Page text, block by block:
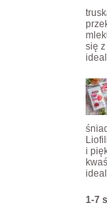
się
i
1-7